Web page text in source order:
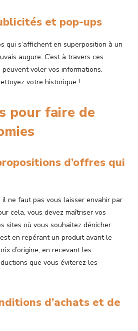
et pop-ups
qui s’affichent en superposition à un
augure. C’est à travers ces
voler vos informations.
votre historique !
pour faire de
d’offres qui
ne faut pas vous laisser envahir par
cela, vous devez maîtriser vos
sites où vous souhaitez dénicher
en repérant un produit avant le
d’origine, en recevant les
que vous éviterez les
d’achats et de